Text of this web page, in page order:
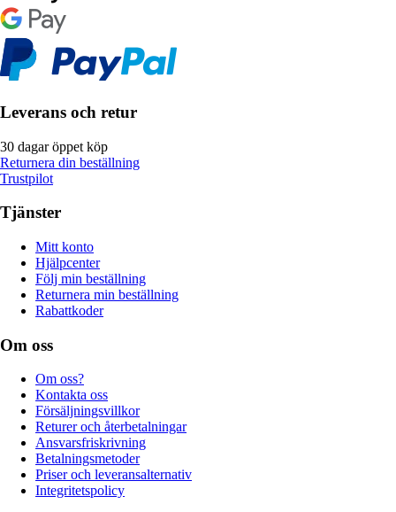
Leverans och retur
30 dagar öppet köp
Returnera din beställning
Trustpilot
Tjänster
Mitt konto
Hjälpcenter
Följ min beställning
Returnera min beställning
Rabattkoder
Om oss
Om oss?
Kontakta oss
Försäljningsvillkor
Returer och återbetalningar
Ansvarsfriskrivning
Betalningsmetoder
Priser och leveransalternativ
Integritetspolicy